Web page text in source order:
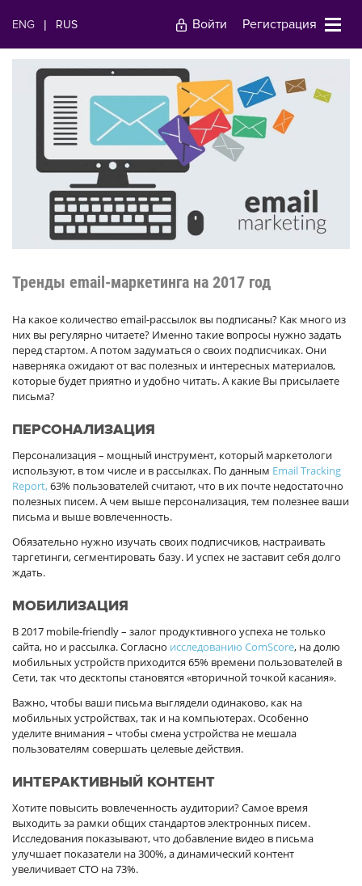
ENG | RUS Войти Регистрация
Тренды email-маркетинга на 2017 год
На какое количество email-рассылок вы подписаны? Как много из
них вы регулярно читаете? Именно такие вопросы нужно задать
перед стартом. А потом задуматься о своих подписчиках. Они
наверняка ожидают от вас полезных и интересных материалов,
которые будет приятно и удобно читать. А какие Вы присылаете
письма?
ПЕРСОНАЛИЗАЦИЯ
Персонализация – мощный инструмент, который маркетологи
используют, в том числе и в рассылках. По данным Email Tracking
Report,63% пользователей считают, что в их почте недостаточно
полезных писем. А чем выше персонализация, тем полезнее ваши
письма и выше вовлеченность.
Обязательно нужно изучать своих подписчиков, настраивать
таргетинги, сегментировать базу. И успех не заставит себя долго
ждать.
МОБИЛИЗАЦИЯ
В 2017 mobile-friendly – залог продуктивного успеха не только
сайта, но и рассылка. Согласно исследованию ComScore, на долю
мобильных устройств приходится 65% времени пользователей в
Сети, так что десктопы становятся «вторичной точкой касания».
Важно, чтобы ваши письма выглядели одинаково, как на
мобильных устройствах, так и на компьютерах. Особенно
уделите внимания – чтобы смена устройства не мешала
пользователям совершать целевые действия.
ИНТЕРАКТИВНЫЙ КОНТЕНТ
Хотите повысить вовлеченность аудитории? Самое время
выходить за рамки общих стандартов электронных писем.
Исследования показывают, что добавление видео в письма
улучшает показатели на 300%, а динамический контент
увеличивает CTO на 73%.